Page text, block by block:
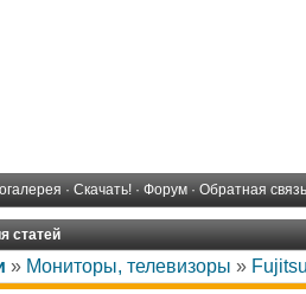
· Скачать! · Форум · Обратная связь
статей
» Мониторы, телевизоры »